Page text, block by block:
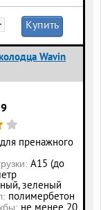
Купить
Wavin
пренажного
А15 (до
зеленый
полимербетон
не менее 20